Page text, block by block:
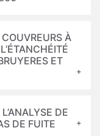
À
ET
DE
DE FUITE